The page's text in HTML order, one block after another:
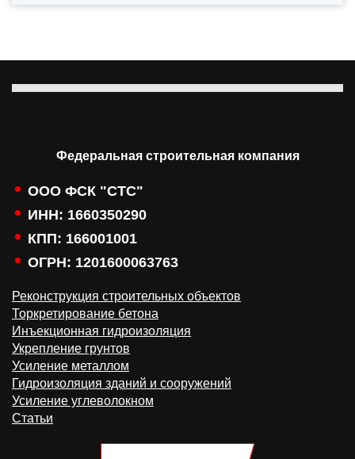
Федеральная строительная компания
ООО ФСК "СТС"
ИНН: 1660350290
КПП: 166001001
ОГРН: 1201600063763
Реконструкция строительных объектов
Торкретирование бетона
Инъекционная гидроизоляция
Укрепление грунтов
Усиление металлом
Гидроизоляция зданий и сооружений
Усиление углеволокном
Статьи